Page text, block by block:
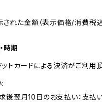
れた金額（表示価格/消費税込
時期
ットカードによる決済がご利用
求後翌月10日のお支払い：支払